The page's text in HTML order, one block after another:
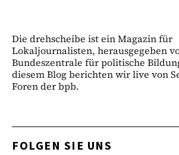
Die drehscheibe ist ein Magazin für
Lokaljournalisten, herausgegeben
Bundeszentrale für politische
diesem Blog berichten wir live von
Foren der bpb.
FOLGEN SIE UNS